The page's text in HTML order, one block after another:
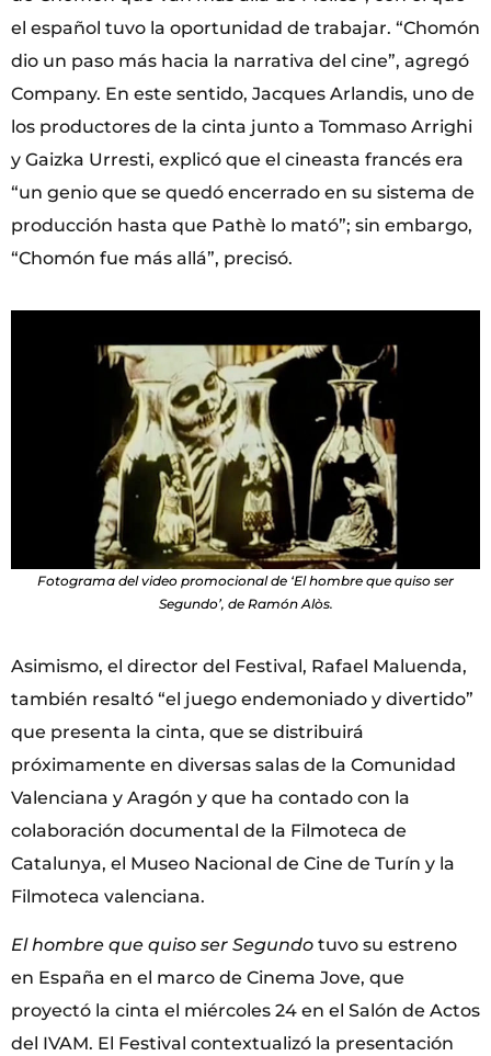
el español tuvo la oportunidad de trabajar. “Chomón
dio un paso más hacia la narrativa del cine”, agregó
Company. En este sentido, Jacques Arlandis, uno de
los productores de la cinta junto a Tommaso Arrighi
y Gaizka Urresti, explicó que el cineasta francés era
“un genio que se quedó encerrado en su sistema de
producción hasta que Pathè lo mató”; sin embargo,
“Chomón fue más allá”, precisó.
Fotograma del video promocional de ‘El hombre que quiso ser
Segundo’, de Ramón Alòs.
Asimismo, el director del Festival, Rafael Maluenda,
también resaltó “el juego endemoniado y divertido”
que presenta la cinta, que se distribuirá
próximamente en diversas salas de la Comunidad
Valenciana y Aragón y que ha contado con la
colaboración documental de la Filmoteca de
Catalunya, el Museo Nacional de Cine de Turín y la
Filmoteca valenciana.
El hombre que quiso ser Segundo tuvo su estreno
en España en el marco de Cinema Jove, que
proyectó la cinta el miércoles 24 en el Salón de Actos
del IVAM. El Festival contextualizó la presentación